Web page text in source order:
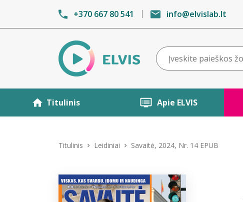
+370 667 80 541 info@elvislab.lt
Titulinis Apie ELVIS
Titulinis Leidiniai Savaitė, 2024, Nr. 14 EPUB